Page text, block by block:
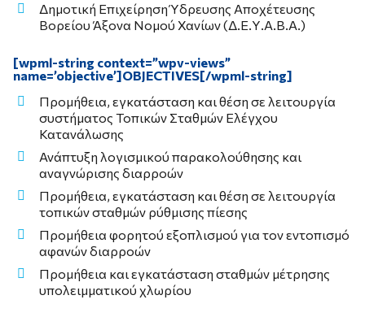
Δημοτική Επιχείρηση Ύδρευσης Αποχέτευσης
Βορείου Άξονα Νομού Χανίων (Δ.Ε.Υ.Α.Β.Α.)
[wpml-string context=”wpv-views”
name=’objective’]OBJECTIVES[/wpml-string]
Προμήθεια, εγκατάσταση και θέση σε λειτουργία
συστήματος Τοπικών Σταθμών Ελέγχου
Κατανάλωσης
Ανάπτυξη λογισμικού παρακολούθησης και
αναγνώρισης διαρροών
Προμήθεια, εγκατάσταση και θέση σε λειτουργία
τοπικών σταθμών ρύθμισης πίεσης
Προμήθεια φορητού εξοπλισμού για τον εντοπισμό
αφανών διαρροών
Προμήθεια και εγκατάσταση σταθμών μέτρησης
υπολειμματικού χλωρίου